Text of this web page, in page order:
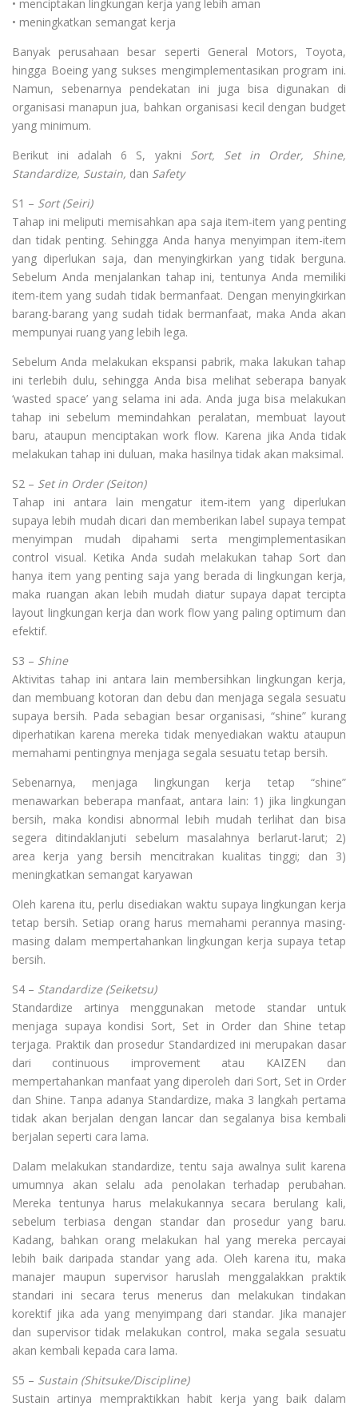
• menciptakan lingkungan kerja yang lebih aman
• meningkatkan semangat kerja
Banyak perusahaan besar seperti General Motors, Toyota,
hingga Boeing yang sukses mengimplementasikan program ini.
Namun, sebenarnya pendekatan ini juga bisa digunakan di
organisasi manapun jua, bahkan organisasi kecil dengan budget
yang minimum.
Berikut ini adalah 6 S, yakni Sort, Set in Order, Shine,
Standardize, Sustain, dan Safety
S1 – Sort (Seiri)
Tahap ini meliputi memisahkan apa saja item-item yang penting
dan tidak penting. Sehingga Anda hanya menyimpan item-item
yang diperlukan saja, dan menyingkirkan yang tidak berguna.
Sebelum Anda menjalankan tahap ini, tentunya Anda memiliki
item-item yang sudah tidak bermanfaat. Dengan menyingkirkan
barang-barang yang sudah tidak bermanfaat, maka Anda akan
mempunyai ruang yang lebih lega.
Sebelum Anda melakukan ekspansi pabrik, maka lakukan tahap
ini terlebih dulu, sehingga Anda bisa melihat seberapa banyak
‘wasted space’ yang selama ini ada. Anda juga bisa melakukan
tahap ini sebelum memindahkan peralatan, membuat layout
baru, ataupun menciptakan work flow. Karena jika Anda tidak
melakukan tahap ini duluan, maka hasilnya tidak akan maksimal.
S2 – Set in Order (Seiton)
Tahap ini antara lain mengatur item-item yang diperlukan
supaya lebih mudah dicari dan memberikan label supaya tempat
menyimpan mudah dipahami serta mengimplementasikan
control visual. Ketika Anda sudah melakukan tahap Sort dan
hanya item yang penting saja yang berada di lingkungan kerja,
maka ruangan akan lebih mudah diatur supaya dapat tercipta
layout lingkungan kerja dan work flow yang paling optimum dan
efektif.
S3 – Shine
Aktivitas tahap ini antara lain membersihkan lingkungan kerja,
dan membuang kotoran dan debu dan menjaga segala sesuatu
supaya bersih. Pada sebagian besar organisasi, “shine” kurang
diperhatikan karena mereka tidak menyediakan waktu ataupun
memahami pentingnya menjaga segala sesuatu tetap bersih.
Sebenarnya, menjaga lingkungan kerja tetap “shine”
menawarkan beberapa manfaat, antara lain: 1) jika lingkungan
bersih, maka kondisi abnormal lebih mudah terlihat dan bisa
segera ditindaklanjuti sebelum masalahnya berlarut-larut; 2)
area kerja yang bersih mencitrakan kualitas tinggi; dan 3)
meningkatkan semangat karyawan
Oleh karena itu, perlu disediakan waktu supaya lingkungan kerja
tetap bersih. Setiap orang harus memahami perannya masing-
masing dalam mempertahankan lingkungan kerja supaya tetap
bersih.
S4 – Standardize (Seiketsu)
Standardize artinya menggunakan metode standar untuk
menjaga supaya kondisi Sort, Set in Order dan Shine tetap
terjaga. Praktik dan prosedur Standardized ini merupakan dasar
dari continuous improvement atau KAIZEN dan
mempertahankan manfaat yang diperoleh dari Sort, Set in Order
dan Shine. Tanpa adanya Standardize, maka 3 langkah pertama
tidak akan berjalan dengan lancar dan segalanya bisa kembali
berjalan seperti cara lama.
Dalam melakukan standardize, tentu saja awalnya sulit karena
umumnya akan selalu ada penolakan terhadap perubahan.
Mereka tentunya harus melakukannya secara berulang kali,
sebelum terbiasa dengan standar dan prosedur yang baru.
Kadang, bahkan orang melakukan hal yang mereka percayai
lebih baik daripada standar yang ada. Oleh karena itu, maka
manajer maupun supervisor haruslah menggalakkan praktik
standari ini secara terus menerus dan melakukan tindakan
korektif jika ada yang menyimpang dari standar. Jika manajer
dan supervisor tidak melakukan control, maka segala sesuatu
akan kembali kepada cara lama.
S5 – Sustain (Shitsuke/Discipline)
Sustain artinya mempraktikkan habit kerja yang baik dalam